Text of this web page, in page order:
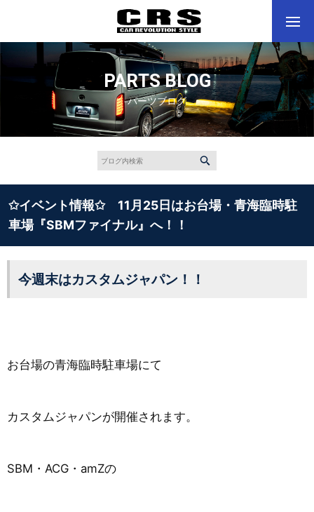
PARTS BLOG
パーツブログ
✩イベント情報✩ 11月25日はお台場・青海臨時駐
車場『SBMファイナル』へ！！
今週末はカスタムジャパン！！
お台場の青海臨時駐車場にて
カスタムジャパンが開催されます。
SBM・ ACG・ amZの